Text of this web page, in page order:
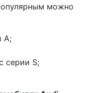
можно
А;
серии S;